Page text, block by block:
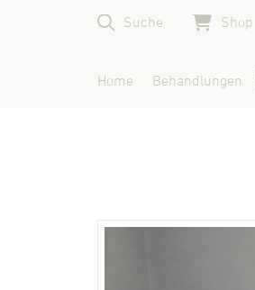
Suche Shop
Home Behandlungen